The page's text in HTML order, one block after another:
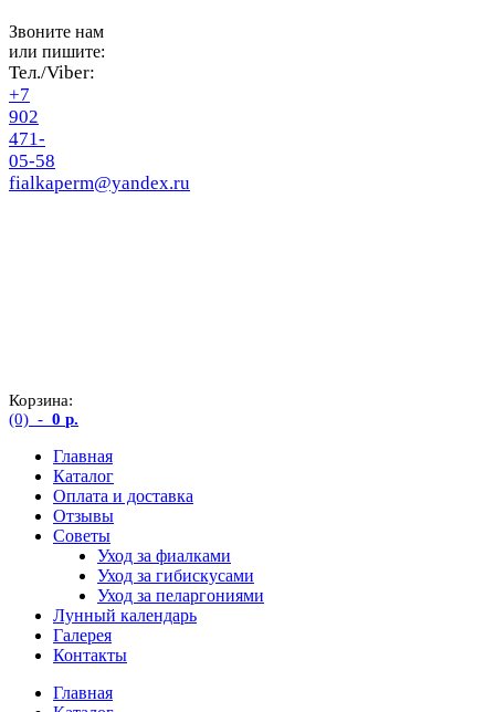
Звоните нам
или пишите:
Тел./Viber:
+7
902
471-
05-58
fialkaperm@yandex.ru
Корзина:
(0) - 0 р.
Главная
Каталог
Оплата и доставка
Отзывы
Советы
Уход за фиалками
Уход за гибискусами
Уход за пеларгониями
Лунный календарь
Галерея
Контакты
Главная